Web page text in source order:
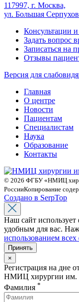
117997, г. Москва,
ул. Большая
Консультации
Задать вопрос
Записаться на
Отзывы
Версия для
Главная
О центре
Новости
Пациентам
Специалистам
Наука
Образование
Контакты
© 2026 ФГБУ «НМИЦ
РоссииКопирование
Создано в SerpTop
Наш сайт использует
удобным для вас.
использованием
Принять
×
Регистрация на дне
НМИЦ хирургии им.
Фамилия *